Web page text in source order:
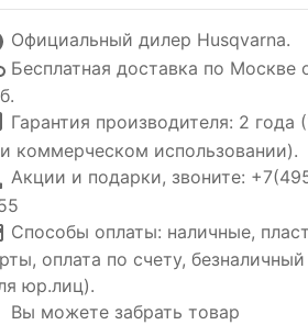
Официальный дилер Husqvarna.
Бесплатная доставка по Москве
Гарантия производителя: 2 года
коммерческом использовании).
Акции и подарки, звоните:
Способы оплаты: наличные,
оплата по счету,
юр.лиц).
Вы можете забрать товар